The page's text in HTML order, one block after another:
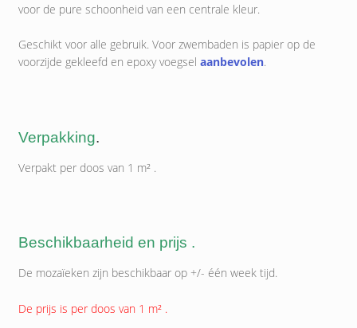
voor de pure schoonheid van een centrale kleur.
Geschikt voor alle gebruik. Voor zwembaden is papier op de
voorzijde gekleefd en epoxy voegsel aanbevolen.
Verpakking.
Verpakt per doos van 1 m² .
Beschikbaarheid en prijs .
De mozaïeken zijn beschikbaar op +/- één week tijd.
De prijs is per doos van 1 m² .